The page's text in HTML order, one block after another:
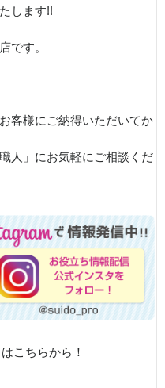
します!!
です。
客様にご納得いただいてか
人」にお気軽にご相談くだ
こちらから！